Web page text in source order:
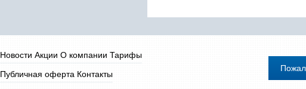
Новости Акции О компании Тарифы
Публичная оферта Контакты